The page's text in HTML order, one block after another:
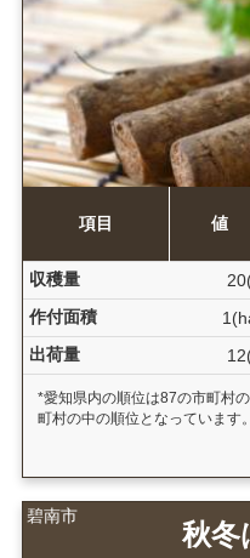
項目 値
収穫量
作付面積
出荷量
*愛知県内の順位は87の市町村
町村の中の順位となっています。
碧南市
秋冬